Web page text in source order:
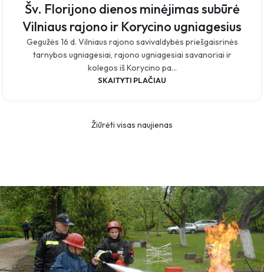
Šv. Florijono dienos minėjimas subūrė
Vilniaus rajono ir Korycino ugniagesius
Gegužės 16 d. Vilniaus rajono savivaldybės priešgaisrinės
tarnybos ugniagesiai, rajono ugniagesiai savanoriai ir
kolegos iš Korycino pa...
SKAITYTI PLAČIAU
Žiūrėti visas naujienas